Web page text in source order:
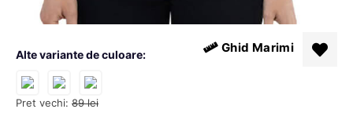
Pret vechi: 89 lei
Alte variante de culoare: Ghid Marimi